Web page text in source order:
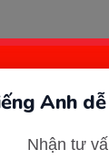
Anh
Nhận tư